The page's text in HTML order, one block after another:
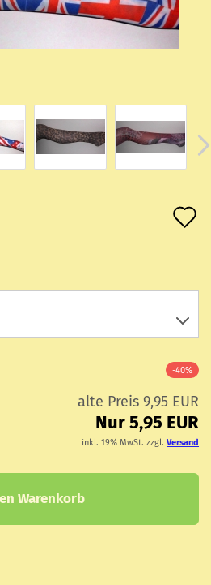
-40%
alte Preis 9,95 EUR
Nur 5,95 EUR
inkl. 19% MwSt. zzgl. Versand
Warenkorb